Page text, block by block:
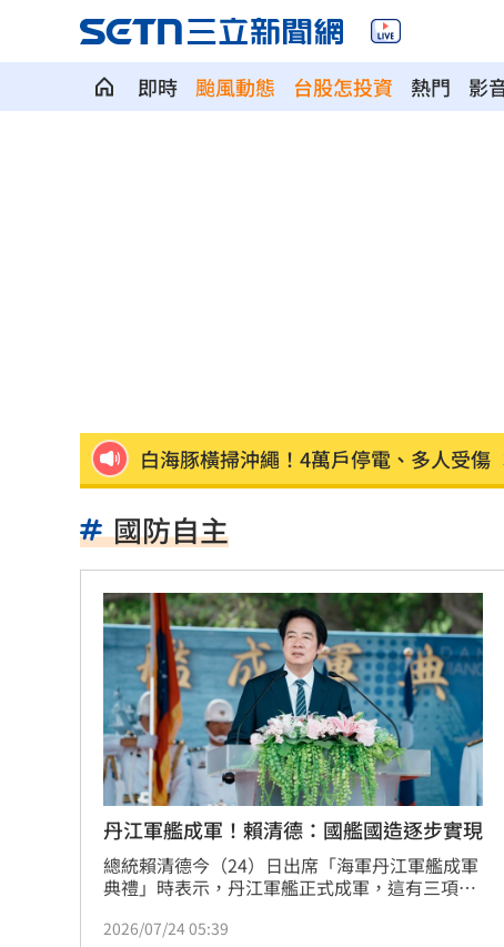
即時 颱風動態 台股怎投資 熱門 影
白海豚橫掃沖繩！4萬戶停電、多人受傷
佛心價吸客！屏東自助餐雞肉加3菜銅板價
非珍奶！全球「10大健康神物」台灣是這
藍重提統一論述 徐國勇轟：呼應北京敘事
中颱白海豚逼近 喜來登大飯店圍籬突倒塌
小煜離婚後首個父親節 一句話逼哭網友
男星陳屍河中 背包藏20kg水泥塊死因成
白海豚豪雨開炸！大全聯搶1元蔬菜
國防自主
丹江軍艦成軍！賴清德：國艦國造逐步實現
總統賴清德今（24）日出席「海軍丹江軍艦成軍
典禮」時表示，丹江軍艦正式成軍，這有三項重
海軍守護海疆及國家安全的堅定決心，以及證明
2026/07/24 05:39